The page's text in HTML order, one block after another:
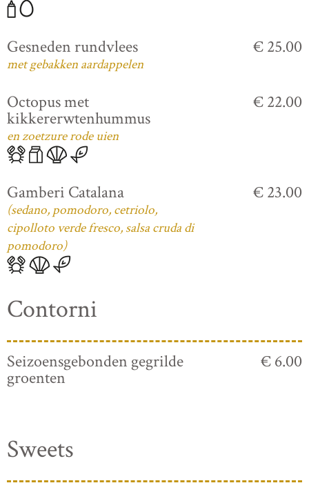
Gesneden rundvlees
met gebakken aardappelen
€ 25.00
Octopus met
kikkererwtenhummus
en zoetzure rode uien
€ 22.00
Gamberi Catalana
(sedano, pomodoro, cetriolo,
cipolloto verde fresco, salsa cruda di
pomodoro)
€ 23.00
Contorni
Seizoensgebonden gegrilde
groenten
€ 6.00
Sweets